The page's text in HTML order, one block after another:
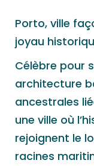
Porto, ville
joyau
Célèbre pour
architecture
ancestrales
une ville où
rejoignent le
racines